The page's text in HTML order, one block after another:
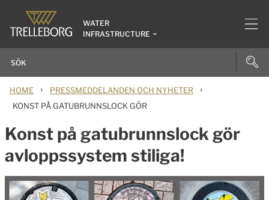
WATER
INFRASTRUCTURE
HOME › PRESSMEDDELANDEN OCH NYHETER ›
KONST PÅ GATUBRUNNSLOCK GÖR
Konst på gatubrunnslock gör
avloppssystem stiliga!